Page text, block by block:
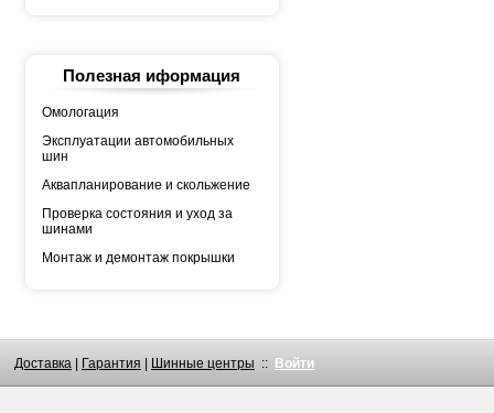
Полезная иформация
Омологация
Эксплуатации автомобильных
шин
Аквапланирование и скольжение
Проверка состояния и уход за
шинами
Монтаж и демонтаж покрышки
Доставка Гарантия Шинные центры :: Войти